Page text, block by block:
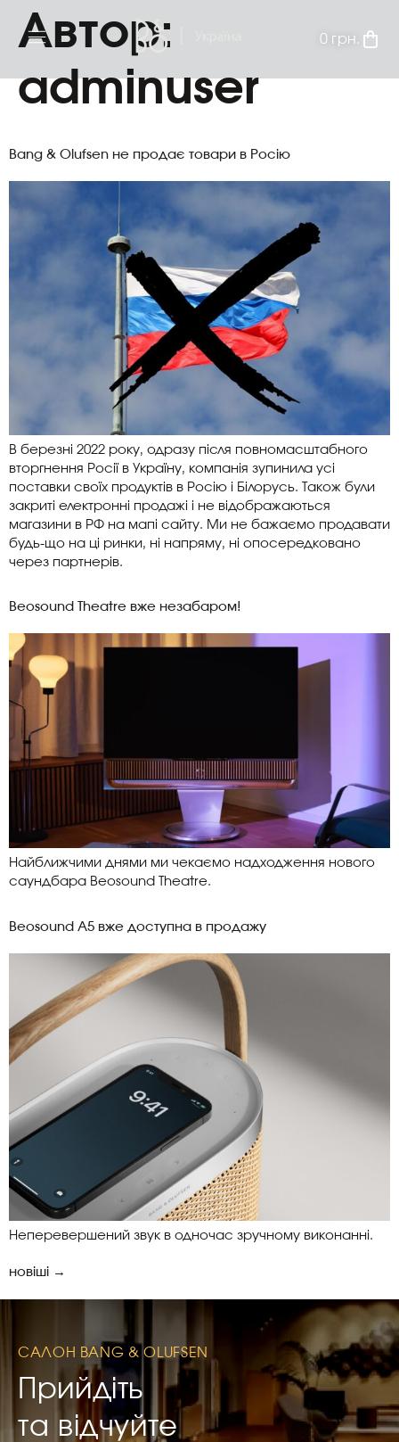
0 грн.
Автор:
adminuser
Bang & Olufsen не продає товари в Росію
В березні 2022 року, одразу після повномасштабного
вторгнення Росії в Україну, компанія зупинила усі
поставки своїх продуктів в Росію і Білорусь. Також були
закриті електронні продажі і не відображаються
магазини в РФ на мапі сайту. Ми не бажаємо продавати
будь-що на ці ринки, ні напряму, ні опосередковано
через партнерів.
Beosound Theatre вже незабаром!
Найближчими днями ми чекаємо надходження нового
саундбара Beosound Theatre.
Beosound A5 вже доступна в продажу
Неперевершений звук в одночас зручному виконанні.
новіші →
САЛОН BANG & OLUFSEN
Прийдіть
та відчуйте